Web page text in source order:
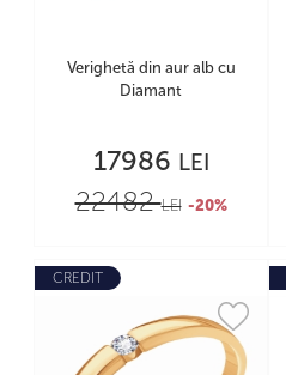
Verighetă din aur alb cu
Diamant
17986 LEI
22482LEI -20%
CREDIT